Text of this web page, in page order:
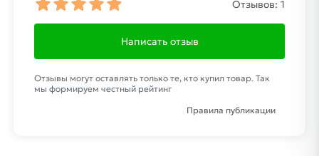
Отзывов: 1
Написать отзыв
Отзывы могут оставлять только те, кто купил товар. Так
мы формируем честный рейтинг
Правила публикации